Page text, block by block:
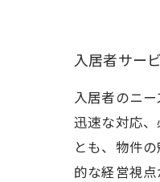
入居者サー
入居者のニ
迅速な対応
とも、物件
的な経営視点